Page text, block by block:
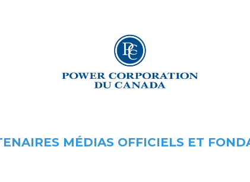
MÉDIAS OFFICIELS ET